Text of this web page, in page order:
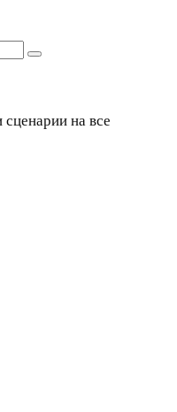
на все